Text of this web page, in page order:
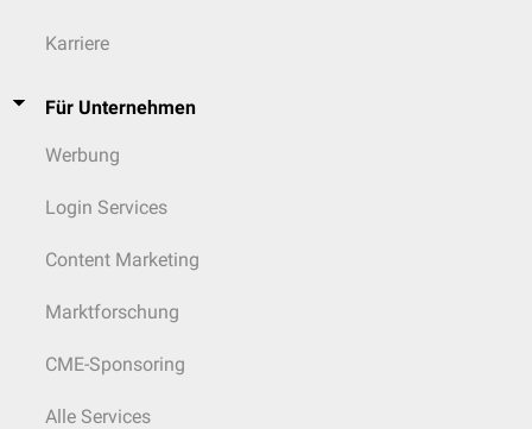
Karriere
Für Unternehmen
Werbung
Login Services
Content Marketing
Marktforschung
CME-Sponsoring
Alle Services